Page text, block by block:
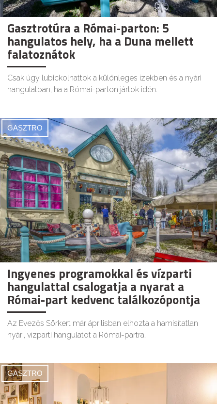
Gasztrotúra a Római-parton: 5
hangulatos hely, ha a Duna mellett
falatoznátok
Csak úgy lubickolhattok a különleges ízekben és a nyári
hangulatban, ha a Római-parton jártok idén.
GASZTRO
Ingyenes programokkal és vízparti
hangulattal csalogatja a nyarat a
Római-part kedvenc találkozópontja
Az Evezős Sörkert már áprilisban elhozta a hamisítatlan
nyári, vízparti hangulatot a Római-partra.
GASZTRO